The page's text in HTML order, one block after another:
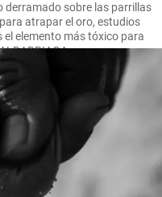
derramado sobre las parrillas
atrapar el oro, estudios
elemento más tóxico para